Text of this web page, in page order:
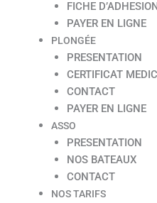
FICHE
PAYER EN LIGNE
PLONGÉE
PRESENTATION
CERTIFICAT
CONTACT
PAYER EN LIGNE
ASSO
PRESENTATION
NOS BATEAUX
CONTACT
NOS TARIFS